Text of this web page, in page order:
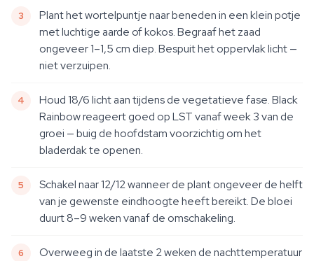
Plant het wortelpuntje naar beneden in een klein potje
met luchtige aarde of kokos. Begraaf het zaad
ongeveer 1–1,5 cm diep. Bespuit het oppervlak licht —
niet verzuipen.
Houd 18/6 licht aan tijdens de vegetatieve fase. Black
Rainbow reageert goed op LST vanaf week 3 van de
groei — buig de hoofdstam voorzichtig om het
bladerdak te openen.
Schakel naar 12/12 wanneer de plant ongeveer de helft
van je gewenste eindhoogte heeft bereikt. De bloei
duurt 8–9 weken vanaf de omschakeling.
Overweeg in de laatste 2 weken de nachttemperatuur